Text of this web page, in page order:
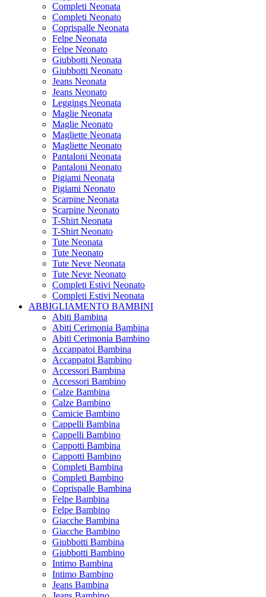
Completi Neonata
Completi Neonato
Coprispalle Neonata
Felpe Neonata
Felpe Neonato
Giubbotti Neonata
Giubbotti Neonato
Jeans Neonata
Jeans Neonato
Leggings Neonata
Maglie Neonata
Maglie Neonato
Magliette Neonata
Magliette Neonato
Pantaloni Neonata
Pantaloni Neonato
Pigiami Neonata
Pigiami Neonato
Scarpine Neonata
Scarpine Neonato
T-Shirt Neonata
T-Shirt Neonato
Tute Neonata
Tute Neonato
Tute Neve Neonata
Tute Neve Neonato
Completi Estivi Neonato
Completi Estivi Neonata
ABBIGLIAMENTO BAMBINI
Abiti Bambina
Abiti Cerimonia Bambina
Abiti Cerimonia Bambino
Accappatoi Bambina
Accappatoi Bambino
Accessori Bambina
Accessori Bambino
Calze Bambina
Calze Bambino
Camicie Bambino
Cappelli Bambina
Cappelli Bambino
Cappotti Bambina
Cappotti Bambino
Completi Bambina
Completi Bambino
Coprispalle Bambina
Felpe Bambina
Felpe Bambino
Giacche Bambina
Giacche Bambino
Giubbotti Bambina
Giubbotti Bambino
Intimo Bambina
Intimo Bambino
Jeans Bambina